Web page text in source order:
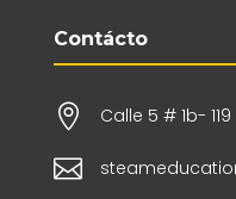
Contácto
 Calle 5 # 1b-
